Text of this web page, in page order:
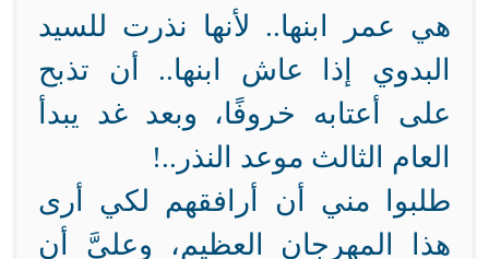
هي عمر ابنها.. لأنها نذرت للسيد
البدوي إذا عاش ابنها.. أن تذبح
على أعتابه خروفًا، وبعد غد يبدأ
العام الثالث موعد النذر..!
طلبوا مني أن أرافقهم لكي أرى
هذا المهرجان العظيم، وعليَّ أن